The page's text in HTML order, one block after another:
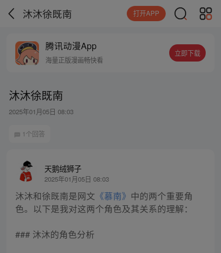
沐沐徐既南 打开APP
腾讯动漫App
海量正版漫画畅快看
立即下载
沐沐徐既南
2025年01月05日 08:03
1个回答
天鹅绒狮子
2025年01月05日 08:03
沐沐和徐既南是网文 《慕南》 中的两个重要角
色。以下是我对这两个角色及其关系的理解：
### 沐沐的角色分析